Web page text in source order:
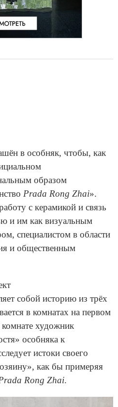
в особняк, чтобы, как
образом
Prada Rong Zhai».
с керамикой и связь
и им как визуальным
специалистом в области
и общественным
собой историю из трёх
в комнатах на первом
художник
особняка к
истоки своего
как бы примеряя
Rong Zhai.